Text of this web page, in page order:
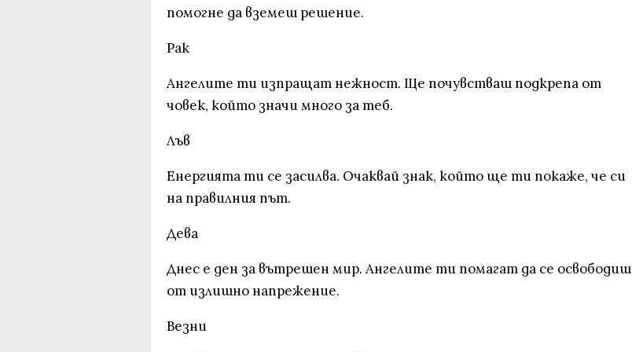
помогне да вземеш решение.
Рак
Ангелите ти изпращат нежност. Ще почувстваш подкрепа от
човек, който значи много за теб.
Лъв
Енергията ти се засилва. Очаквай знак, който ще ти покаже, че си
на правилния път.
Дева
Днес е ден за вътрешен мир. Ангелите ти помагат да се освободиш
от излишно напрежение.
Везни